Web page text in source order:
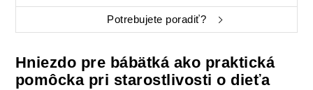
Potrebujete poradiť?
Hniezdo pre bábätká ako praktická
pomôcka pri starostlivosti o dieťa